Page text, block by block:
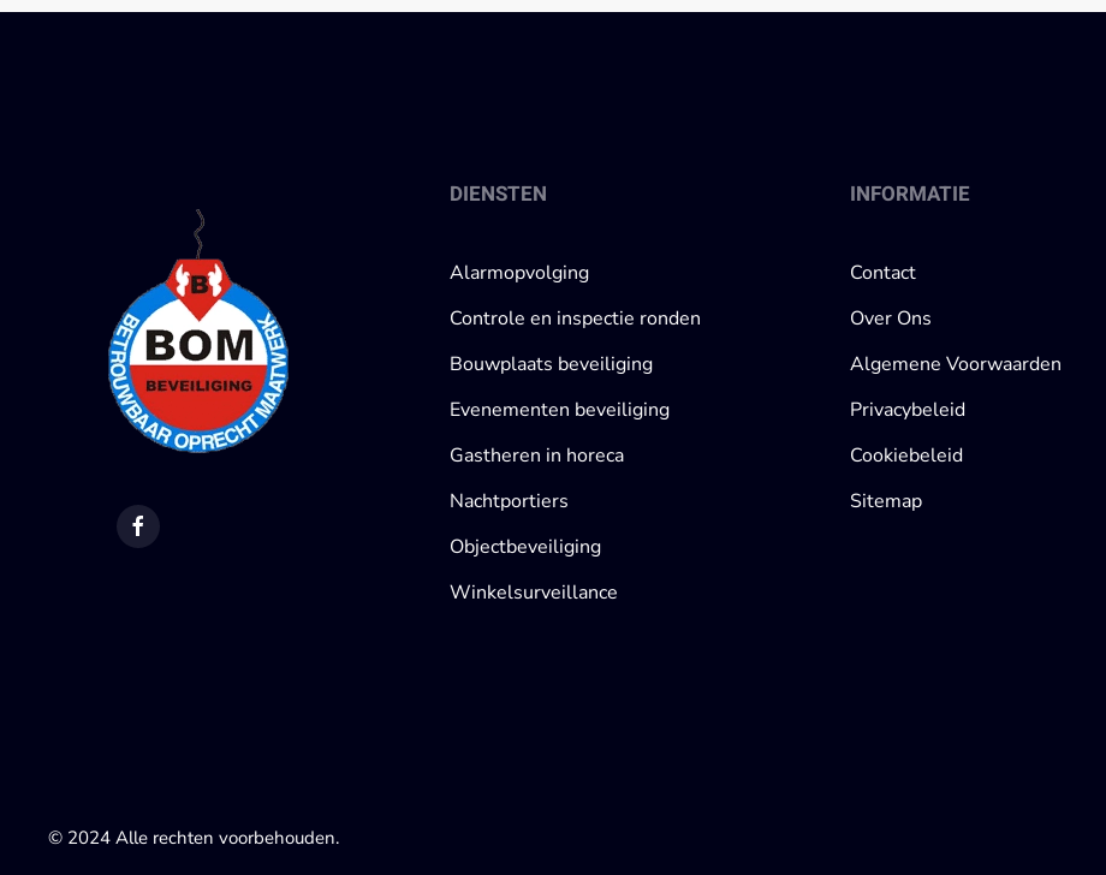
DIENSTEN
Alarmopvolging
Controle en inspectie ronden
Bouwplaats beveiliging
Evenementen beveiliging
Gastheren in horeca
Nachtportiers
Objectbeveiliging
Winkelsurveillance
INFORMATIE
Contact
Over Ons
Algemene Voorwaarden
Privacybeleid
Cookiebeleid
Sitemap
© 2024 Alle rechten voorbehouden.